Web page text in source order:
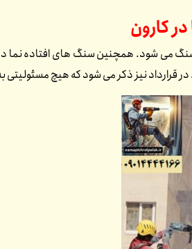
درکارون
می شود. همچنین سنگ های افتاده نما